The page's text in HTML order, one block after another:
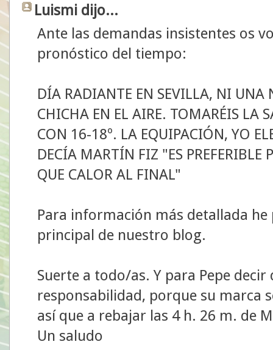
Luismi dijo...
Ante las demandas insistentes os
pronóstico del tiempo:
DÍA RADIANTE EN SEVILLA, NI UNA
CHICHA EN EL AIRE. TOMARÉIS LA
CON 16-18º. LA EQUIPACIÓN, YO
DECÍA MARTÍN FIZ "ES PREFERIBLE
QUE CALOR AL FINAL"
Para información más detallada
principal de nuestro blog.
Suerte a todo/as. Y para Pepe
responsabilidad, porque su marca
así que a rebajar las 4 h. 26 m. de
Un saludo